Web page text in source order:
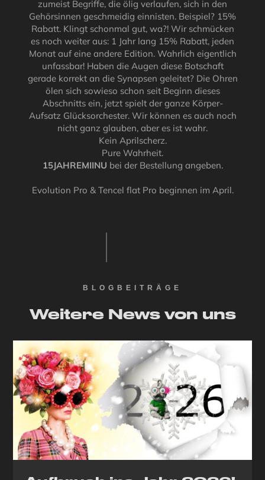
zumeist Begriffe, die ölig verlaufen, sich in den
Gehörsinnen geschmeidig einnisten. Beispiel? 15%
Rabatt. Klingt schonmal gut, wa?! Wir schmücken
es noch weiter aus: 1 Jahr lang 15% Rabatt, jeden
Monat auf eine andere Edition. Wahrlich eigentlich
unfassbar! Haben die Augen diese Botschaft
gerade korrekt an die Synapsen geleitet? Die Ohren
ölen sich sowieso schon seit Beginn dieses
Abschnitts ein, jetzt spielt der ganze Körper-
Aufsatz Glücksorchester. Wir können es auch noch
nicht ganz glauben, aber es ist wahr.
Kein Aprilscherz.
Pure Wahrheit.
15JAHREMIINU bei der Bestellung angeben.
Evolution Pro & Tencel flat Pro beginnen im April.
BLOGBEITRÄGE
Weitere News von uns